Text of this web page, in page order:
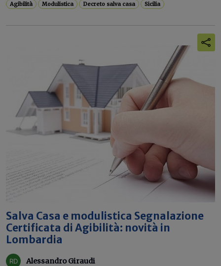
Agibilità Modulistica Decreto salva casa Sicilia
Salva Casa e modulistica Segnalazione
Certificata di Agibilità: novità in
Lombardia
Alessandro Giraudi